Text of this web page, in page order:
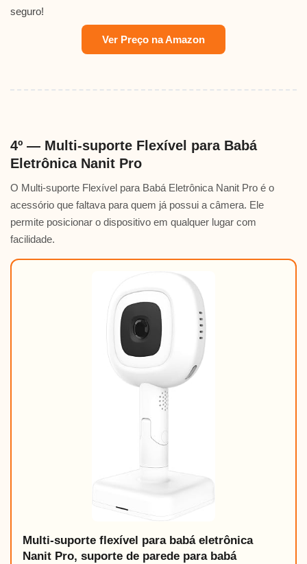
seguro!
Ver Preço na Amazon
4º — Multi-suporte Flexível para Babá
Eletrônica Nanit Pro
O Multi-suporte Flexível para Babá Eletrônica Nanit Pro é o
acessório que faltava para quem já possui a câmera. Ele
permite posicionar o dispositivo em qualquer lugar com
facilidade.
Multi-suporte flexível para babá eletrônica
Nanit Pro, suporte de parede para babá